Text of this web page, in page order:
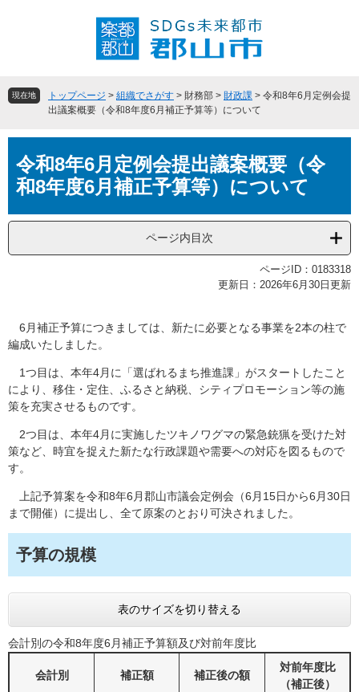
頭
飛現在地 トップページ > 組織でさがす > 財務部 > 財政課 > 令和8年6月定例会提
出議案概要（令和8年度6月補正予算等）について
文令和8年6月定例会提出議案概要（令
和8年度6月補正予算等）について
ページ内目次
ページID：0183318
更新日：2026年6月30日更新
6月補正予算につきましては、新たに必要となる事業を2本の柱で
編成いたしました。
1つ目は、本年4月に「選ばれるまち推進課」がスタートしたこと
により、移住・定住、ふるさと納税、シティプロモーション等の施
策を充実させるものです。
2つ目は、本年4月に実施したツキノワグマの緊急銃猟を受けた対
策など、時宜を捉えた新たな行政課題や需要への対応を図るもので
す。
上記予算案を令和8年6月郡山市議会定例会（6月15日から6月30日
まで開催）に提出し、全て原案のとおり可決されました。
予算の規模
表のサイズを切り替える
会計別の令和8年度6月補正予算額及び対前年度比
会計別 補正額 補正後の額
対前年度比
（補正後）